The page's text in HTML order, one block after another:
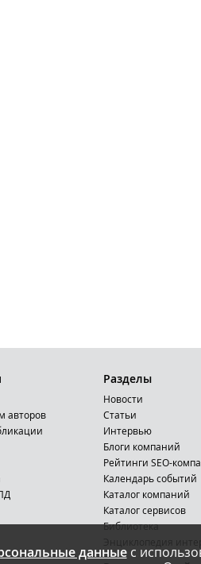
данныес
авторов
Разделы
Новости
Статьи
Интервью
Блоги компаний
Рейтинги SEO-
Календарь событий
Каталог компаний
Каталог сервисов
Библиотека